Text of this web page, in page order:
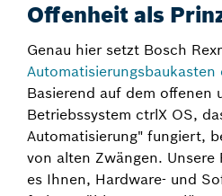
Offenheit als
Genau hier setzt Bosch
Automatisierungsbaukasten
Basierend auf dem offenen
Betriebssystem ctrlX OS,
Automatisierung" fungiert,
von alten Zwängen.
es Ihnen, Hardware- und